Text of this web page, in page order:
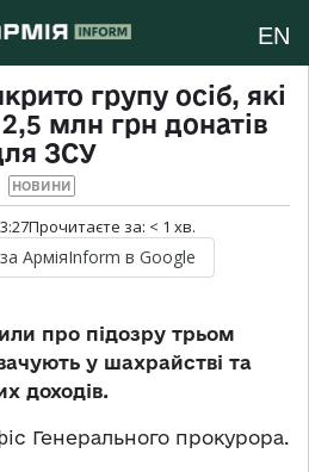
EN
групу осіб, які
млн грн донатів
ЗСУ
НОВИНИ
Прочитаєте за: < 1 хв.
АрміяInform в Google
про підозру трьом
у шахрайстві та
доходів.
Генерального прокурора.